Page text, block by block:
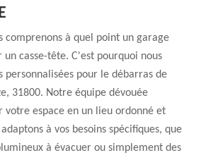
comprenons à quel point un garage
casse-tête. C'est pourquoi nous
personnalisées pour le débarras de
31800. Notre équipe dévouée
votre espace en un lieu ordonné et
à vos besoins spécifiques, que
à évacuer ou simplement des